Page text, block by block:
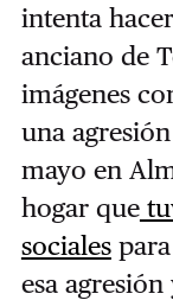
intenta
anciano de
imágenes
una
mayo en
hogar que
socialespara
esa